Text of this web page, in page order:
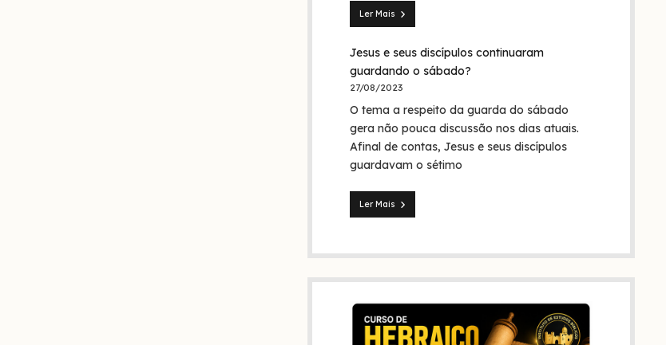
Ler Mais
Seita
nazarenos:
quem
foram
na
Bíblia
e
história?
Jesus e seus discípulos continuaram
guardando o sábado?
27/08/2023
O tema a respeito da guarda do sábado
gera não pouca discussão nos dias atuais.
Afinal de contas, Jesus e seus discípulos
guardavam o sétimo
Ler Mais
Jesus
o
sábado?